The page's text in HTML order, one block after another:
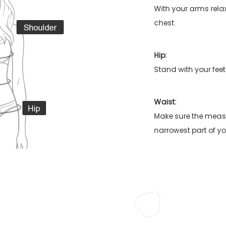
With your arms
chest.
Hip:
Stand with your
Waist:
Make sure the
narrowest part of